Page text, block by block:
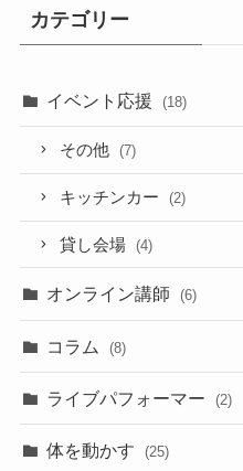
カテゴリー
イベント応援 (18)
その他 (7)
キッチンカー (2)
貸し会場 (4)
オンライン講師 (6)
コラム (8)
ライブパフォーマー (2)
体を動かす (25)